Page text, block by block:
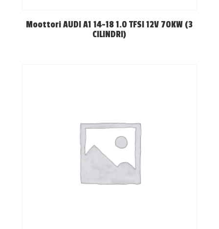
Moottori AUDI A1 14-18 1.0 TFSI 12V 70KW (3
CILINDRI)